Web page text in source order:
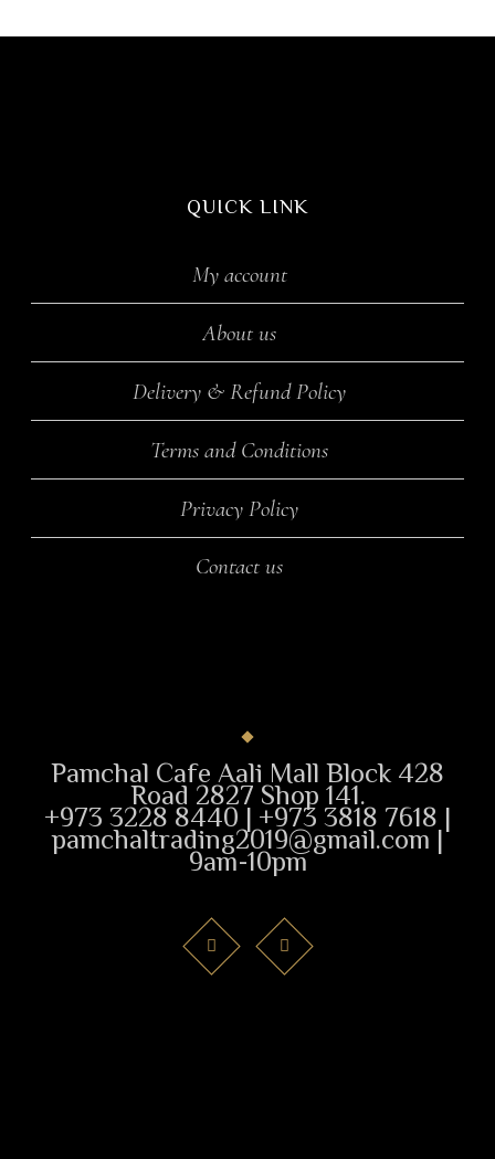
QUICK LINK
My account
About us
Delivery & Refund Policy
Terms and Conditions
Privacy Policy
Contact us
Pamchal Cafe Aali Mall Block 428
Road 2827 Shop 141.
+973 3228 8440 | +973 3818 7618 |
pamchaltrading2019@gmail.com |
9am-10pm